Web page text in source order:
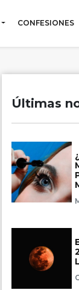
CONFESIONES
Últimas